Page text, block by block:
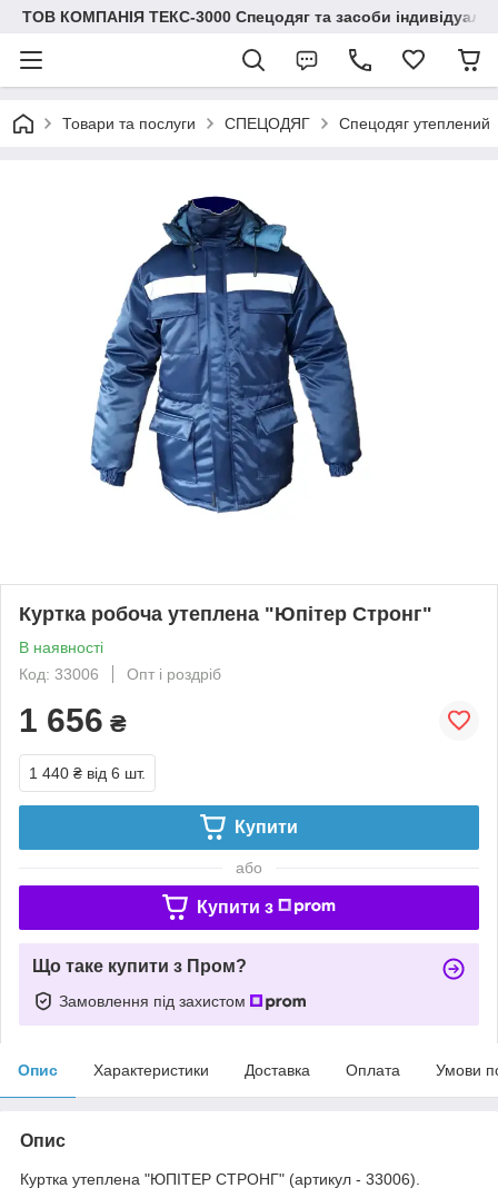
ТОВ КОМПАНІЯ ТЕКС-3000 Спецодяг та засоби
Товари та послуги СПЕЦОДЯГ Спецодяг утеплений
Куртка робоча утеплена "Юпітер Стронг"
В наявності
Код: 33006
Опт і роздріб
1 656 ₴
1 440 ₴ від 6 шт.
Купити
або
Купити з
Що таке купити з Пром?
Замовлення під захистом
Опис Характеристики Доставка Оплата Умови
Опис
Куртка утеплена "ЮПІТЕР СТРОНГ" (артикул - 33006).